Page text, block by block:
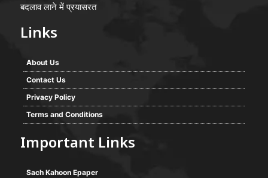
बदलाव लाने में प्रयासरत
Links
About Us
Contact Us
Privacy Policy
Terms and Conditions
Important Links
Sach Kahoon Epaper